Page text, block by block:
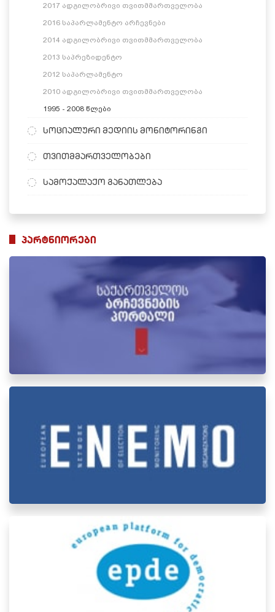
2017 ადგილობრივი თვითმმართველობა
2016 საპარლამენტო არჩევნები
2014 ადგილობრივი თვითმმართველობა
2013 საპრეზიდენტო
2012 საპარლამენტო
2010 ადგილობრივი თვითმმართველობა
1995 - 2008 წლები
სოციალური მედიის მონიტორინგი
თვითმმართველობები
სამოქალაქო განათლება
პარტნიორები